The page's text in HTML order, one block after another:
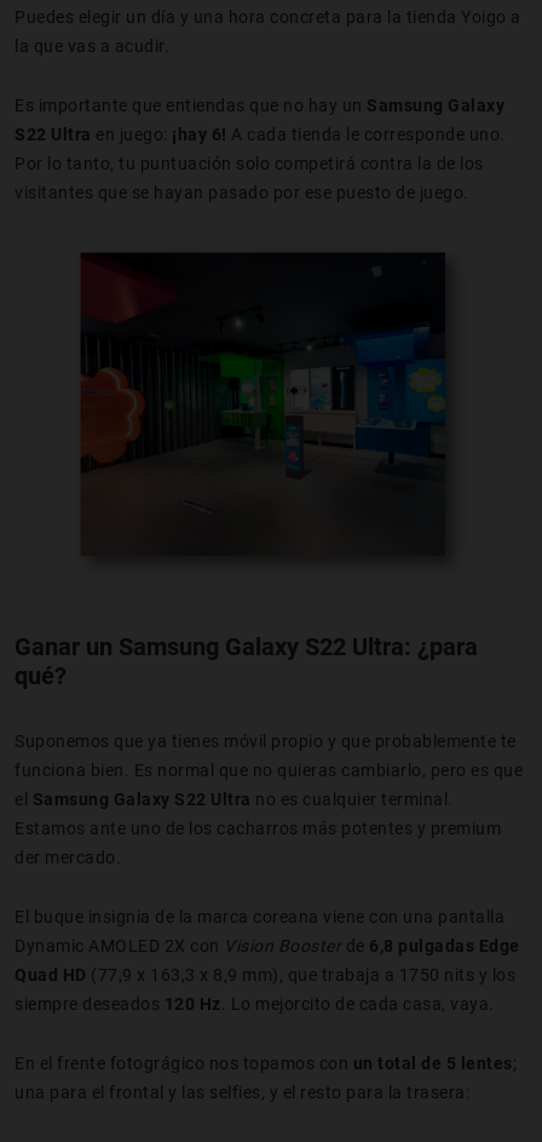
Puedes elegir un día y una hora concreta para la tienda Yoigo a
la que vas a acudir.
Es importante que entiendas que no hay un Samsung Galaxy
S22 Ultra en juego: ¡hay 6! A cada tienda le corresponde uno.
Por lo tanto, tu puntuación solo competirá contra la de los
visitantes que se hayan pasado por ese puesto de juego.
Ganar un Samsung Galaxy S22 Ultra: ¿para
qué?
Suponemos que ya tienes móvil propio y que probablemente te
funciona bien. Es normal que no quieras cambiarlo, pero es que
el Samsung Galaxy S22 Ultra no es cualquier terminal.
Estamos ante uno de los cacharros más potentes y premium
der mercado.
El buque insignia de la marca coreana viene con una pantalla
Dynamic AMOLED 2X con Vision Booster de 6,8 pulgadas Edge
Quad HD (77,9 x 163,3 x 8,9 mm), que trabaja a 1750 nits y los
siempre deseados 120 Hz . Lo mejorcito de cada casa, vaya.
En el frente fotográgico nos topamos con un total de 5 lentes;
una para el frontal y las selfies, y el resto para la trasera: